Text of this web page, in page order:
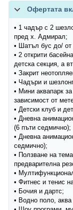
Офертата
• 1 чадър с 2
пред х. Адмирал;
• Шатъл бус до/
• 2 открити
детска секция, а
• Закрит
• Чадъри и
• Мини аквапарк
зависимост от
• Детски клуб и
• Дневна
(6 пъти седмично);
• Дневна
седмично);
• Ползване на
предварителна
•
• Фитнес и тенис
• Бочия и дартс;
• Водно поло, аква